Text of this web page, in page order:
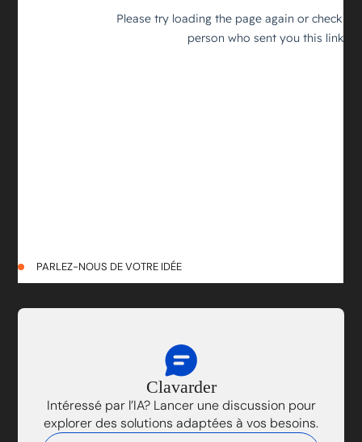
PARLEZ-NOUS DE VOTRE IDÉE
Clavarder
Intéressé par l’IA? Lancer une discussion pour
explorer des solutions adaptées à vos besoins.